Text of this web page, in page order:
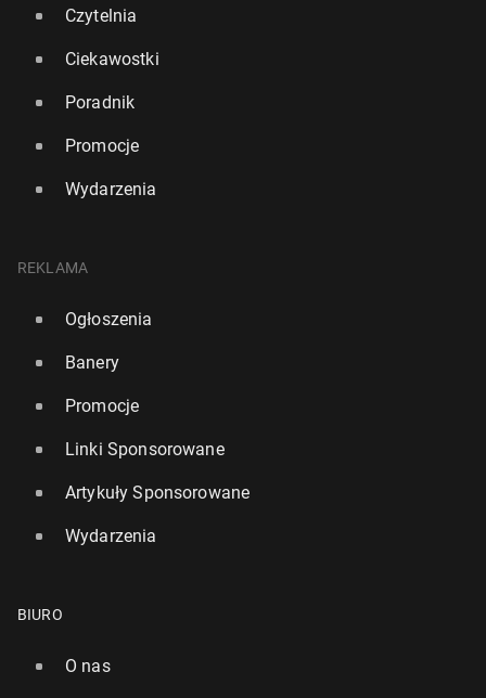
Czytelnia
Ciekawostki
Poradnik
Promocje
Wydarzenia
REKLAMA
Ogłoszenia
Banery
Promocje
Linki Sponsorowane
Artykuły Sponsorowane
Wydarzenia
BIURO
O nas